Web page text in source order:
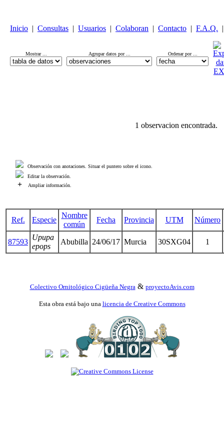
Inicio | Consultas | Usuarios | Colaboran | Contacto | F.A.Q. |
Mostrar ... Agrupar datos por ... Ordenar por ...
1 observacion encontrada.
Observación con anotaciones. Situar el puntero sobre el icono.
Editar la observación.
+ Ampliar información.
Ref. Especie
Nombre
común
Fecha Provincia UTM Número
87593
Upupa
epops
Abubilla 24/06/17 Murcia 30SXG04 1
Colectivo Ornitológico Cigüeña Negra & proyectoAvis.com
Esta obra está bajo una licencia de Creative Commons